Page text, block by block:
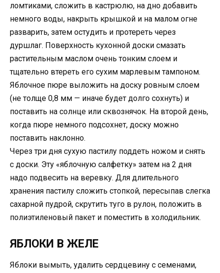
ломтиками, сложить в кастрюлю, на дно добавить
немного воды, накрыть крышкой и на малом огне
разварить, затем остудить и протереть через
дуршлаг. Поверхность кухонной доски смазать
растительным маслом очень тонким слоем и
тщательно втереть его сухим марлевым тампоном.
Яблочное пюре выложить на доску ровным слоем
(не толще 0,8 мм — иначе будет долго сохнуть) и
поставить на солнце или сквознячок. На второй день,
когда пюре немного подсохнет, доску можно
поставить наклонно.
Через три дня сухую пастилу поддеть ножом и снять
с доски. Эту «яблочную салфетку» затем на 2 дня
надо подвесить на веревку. Для длительного
хранения пастилу сложить стопкой, перeсыпав слегка
сахарной пудрой, скрутить туго в рулон, положить в
полиэтиленовый пакет и поместить в холодильник.
ЯБЛОКИ В ЖЕЛЕ
Яблоки вымыть, удалить сердцевину с семенами,